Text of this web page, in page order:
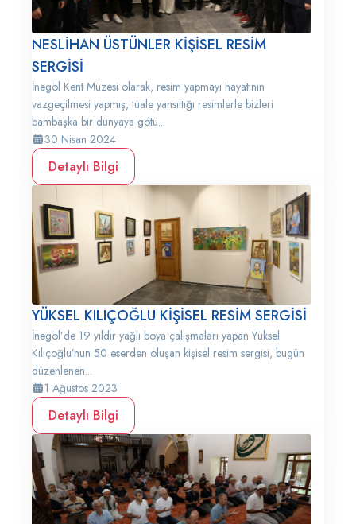
NESLİHAN ÜSTÜNLER KİŞİSEL RESİM
SERGİSİ
İnegöl Kent Müzesi olarak, resim yapmayı hayatının
vazgeçilmesi yapmış, tuale yansıttığı resimlerle bizleri
bambaşka bir dünyaya götü...
30 Nisan 2024
Detaylı Bilgi
YÜKSEL KILIÇOĞLU KİŞİSEL RESİM SERGİSİ
İnegöl’de 19 yıldır yağlı boya çalışmaları yapan Yüksel
Kılıçoğlu’nun 50 eserden oluşan kişisel resim sergisi, bugün
düzenlenen...
1 Ağustos 2023
Detaylı Bilgi